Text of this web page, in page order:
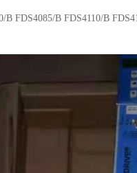
FDS4085/B FDS4110/B